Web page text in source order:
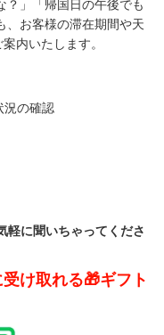
？」「帰国日の午後でも
、お客様の滞在期間や天
内いたします。
況の確認
軽に聞いちゃってくださ
け取れる🎁ギフト